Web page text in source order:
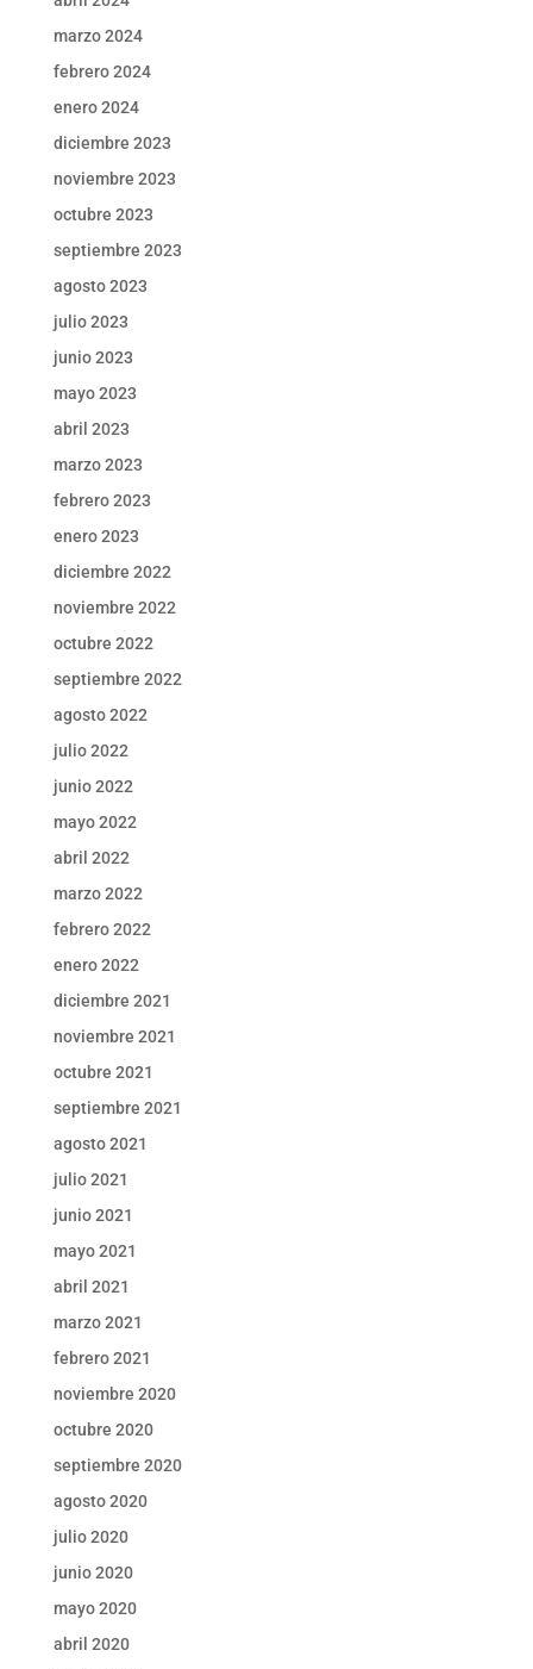
marzo 2024
febrero 2024
enero 2024
diciembre 2023
noviembre 2023
octubre 2023
septiembre 2023
agosto 2023
julio 2023
junio 2023
mayo 2023
abril 2023
marzo 2023
febrero 2023
enero 2023
diciembre 2022
noviembre 2022
octubre 2022
septiembre 2022
agosto 2022
julio 2022
junio 2022
mayo 2022
abril 2022
marzo 2022
febrero 2022
enero 2022
diciembre 2021
noviembre 2021
octubre 2021
septiembre 2021
agosto 2021
julio 2021
junio 2021
mayo 2021
abril 2021
marzo 2021
febrero 2021
noviembre 2020
octubre 2020
septiembre 2020
agosto 2020
julio 2020
junio 2020
mayo 2020
abril 2020